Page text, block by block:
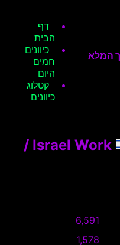
המלא
דף
הבית
כיוונים
חמים
היום
קטלוג
כיוונים
Israel Work
Работа Израиль /
6,591
1,578